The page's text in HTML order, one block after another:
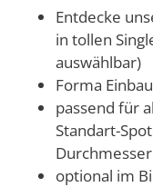
Entdecke
in tollen
auswählbar)
Forma
passend für
Standart-
optional im